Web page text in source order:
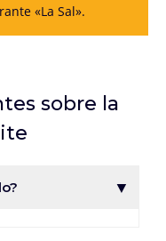
«La Sal».
sobre la